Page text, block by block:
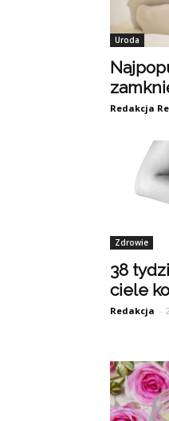
Uroda
Redakcja
Zdrowie
38
ciele
Redakcja -